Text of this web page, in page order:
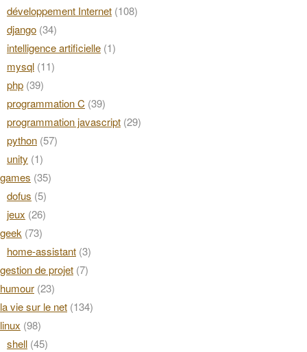
développement Internet (108)
django (34)
intelligence artificielle (1)
mysql (11)
php (39)
programmation C (39)
programmation javascript (29)
python (57)
unity (1)
games (35)
dofus (5)
jeux (26)
geek (73)
home-assistant (3)
gestion de projet (7)
humour (23)
la vie sur le net (134)
linux (98)
shell (45)